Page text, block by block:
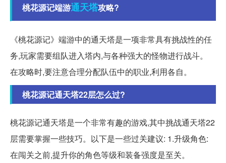
桃花源记端游通天塔攻略?
《桃花源记》端游中的通天塔是一项非常具有挑战性的任
务,玩家需要组队进入塔内,与各种强大的怪物进行战斗。
在攻略时,要注意合理分配队伍中的职业,利用各自。
桃花源记通天塔22层怎么过?
桃花源记通天塔是一个非常有趣的游戏,其中挑战通天塔22
层需要掌握一些技巧。以下是一些过关建议: 1.升级角色:
在闯关之前,提升你的角色等级和装备强度是至关。